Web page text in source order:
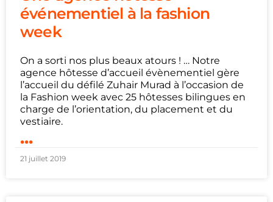
événementiel à la fashion
week
On a sorti nos plus beaux atours ! … Notre
agence hôtesse d’accueil évènementiel gère
l’accueil du défilé Zuhair Murad à l’occasion de
la Fashion week avec 25 hôtesses bilingues en
charge de l’orientation, du placement et du
vestiaire.
...
21 juillet 2019